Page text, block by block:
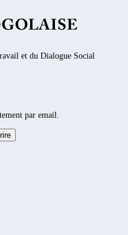
et du Dialogue Social
par email.